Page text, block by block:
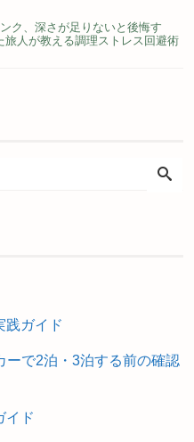
ク、深さが足りないと後悔す
旅人が教える調理ストレス回避術
践ガイド
ーで2泊・3泊する前の確認
イド